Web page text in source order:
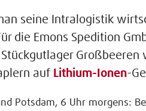
seine Intralogistik
die Emons Spedition
auf Lithium-Ionen-
Potsdam, 6 Uhr morgens: